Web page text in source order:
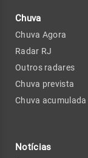
Chuva
Chuva Agora
Radar RJ
Outros radares
Chuva prevista
Chuva acumulada
Notícias